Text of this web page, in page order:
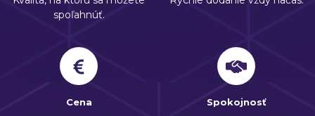
spoľahnúť.
Cena Spokojnosť